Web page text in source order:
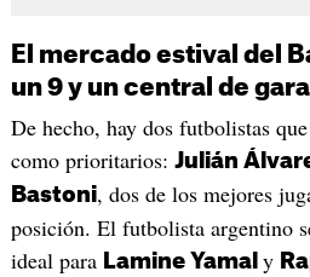
El mercado estival del
un 9 y un central de
De hecho, hay dos futbolistas
como prioritarios: Julián
Bastoni, dos de los mejores
posición. El futbolista argentino
ideal para Lamine Yamal y